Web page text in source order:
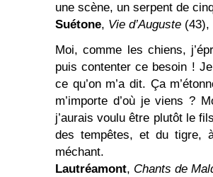
une scène, un serpent de
Suétone, Vie d’Auguste (43),
Moi, comme les chiens,
puis contenter ce besoin !
ce qu’on m’a dit. Ça
m’importe d’où je viens ?
j’aurais voulu être plutôt le
des tempêtes, et du tigre,
méchant.
Lautréamont, Chants de